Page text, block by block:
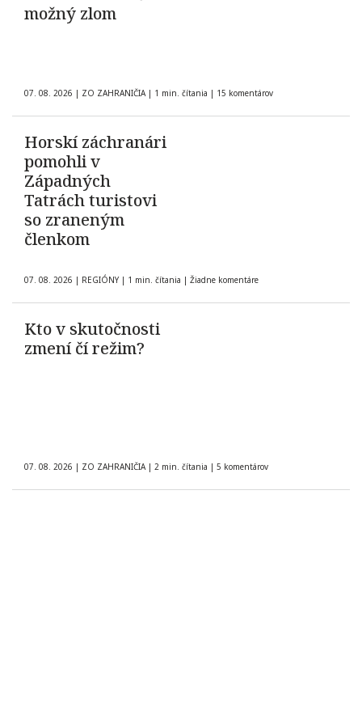
možný zlom
07. 08. 2026 | ZO ZAHRANIČIA | 1 min. čítania | 15 komentárov
Horskí záchranári
pomohli v
Západných
Tatrách turistovi
so zraneným
členkom
07. 08. 2026 | REGIÓNY | 1 min. čítania | Žiadne komentáre
Kto v skutočnosti
zmení čí režim?
07. 08. 2026 | ZO ZAHRANIČIA | 2 min. čítania | 5 komentárov